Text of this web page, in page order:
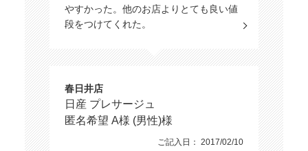
やすかった。他のお店よりとても良い値
段をつけてくれた。
春日井店
日産 プレサージュ
匿名希望 A様 (男性)様
ご記入日： 2017/02/10